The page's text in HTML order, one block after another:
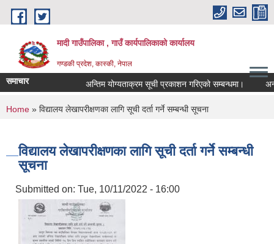
Skip to main content
मादी गाउँपालिका , गाउँ कार्यपालिकाको कार्यालय
गण्डकी प्रदेश, कास्की, नेपाल
समाचार अन्तिम योग्यताक्रम सूची प्रकाशन गरिएको सम्बन्धमा।
You are here
Home » विद्यालय लेखापरीक्षणका लागि सूची दर्ता गर्ने सम्बन्धी सूचना
विद्यालय लेखापरीक्षणका लागि सूची दर्ता गर्ने सम्बन्धी
सूचना
Submitted on: Tue, 10/11/2022 - 16:00